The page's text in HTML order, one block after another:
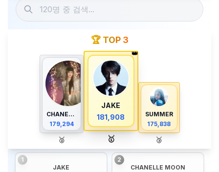
🏆 TOP 3
CHANELLE MOON
179,294
🥈
👑
JAKE
181,908
🥇
SUMMER
175,838
🥉
1
JAKE
2
CHANELLE MOON